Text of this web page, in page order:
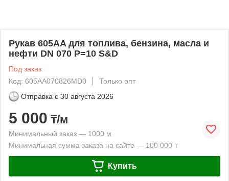
Рукав 605AA для топлива, бензина, масла и
нефти DN 070 P=10 S&D
Под заказ
Код: 605AA070826MD0
Только опт
Отправка с 30 августа 2026
5 000 ₸/м
Минимальный заказ — 1000 м
Минимальная сумма заказа на сайте — 100 000 ₸
Купить